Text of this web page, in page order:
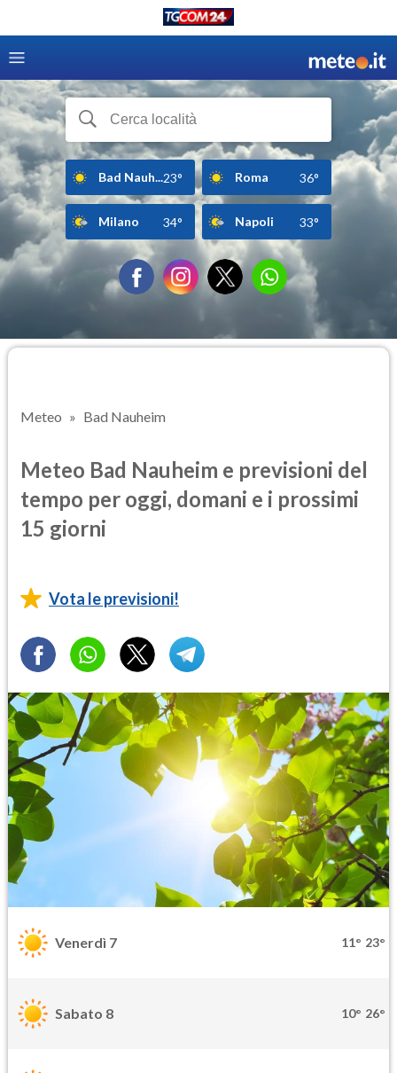
Bad Nauh...23° Roma 36°
Milano 34° Napoli 33°
Meteo Bad Nauheim
Meteo Bad Nauheim e previsioni del
tempo per oggi, domani e i prossimi
15 giorni
Vota le previsioni!
Venerdì 7 11° 23°
Sabato 8 10° 26°